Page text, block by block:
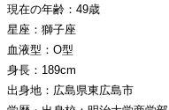
現在の年齢：49歳
星座：獅子座
血液型：O型
身長：189cm
出身地：広島県東広島市